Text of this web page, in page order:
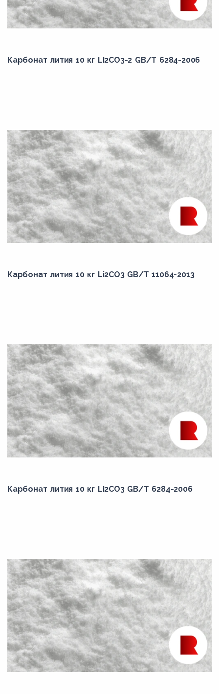
Карбонат лития 10 кг Li2CO3-2 GB/T 6284-2006
Карбонат лития 10 кг Li2CO3 GB/T 11064-2013
Карбонат лития 10 кг Li2CO3 GB/T 6284-2006